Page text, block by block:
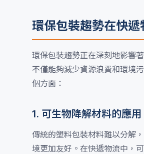
環保包裝趨勢在快遞
環保包裝趨勢正在深刻地影響
不僅能夠減少資源浪費和環境
個方面：
1. 可生物降解材料的應用
傳統的塑料包裝材料難以分解
境更加友好。在快遞物流中，